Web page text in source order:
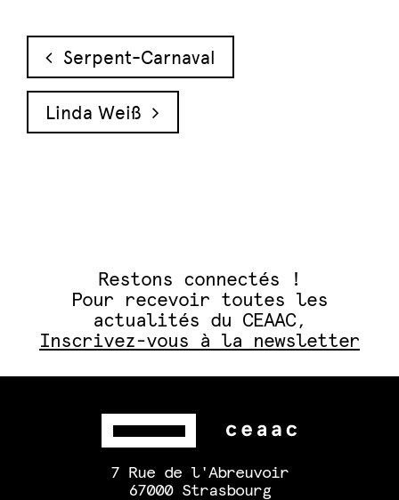
Navigation des articles
Serpent-Carnaval
Linda Weiß
Restons connectés !
Pour recevoir toutes les
actualités du CEAAC,
Inscrivez-vous à la newsletter
7 Rue de l'Abreuvoir
67000 Strasbourg